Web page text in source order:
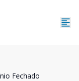
Fechado